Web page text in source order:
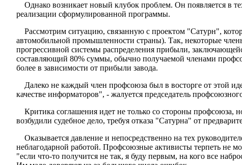
Однако возникает новый клубок проблем. Он появляется в
реализации сформулированной программы.
Рассмотрим ситуацию, связанную с проектом "Сатурн",
автомобильной промышленности страны). Так, некоторые
прогрессивной системы распределения прибыли,
составляющий 80% суммы, обычно получаемой членами
более в зависимости от прибыли завода.
Далеко не каждый член профсоюза был в восторге от этой
качестве информаторов", - жалуется председатель
Критика соглашения идет не только со стороны
возбудили судебное дело, требуя отказа "Сатурна" от
Оказывается давление и непосредственно на тех
неблагодарной работой. Профсоюзные активисты терпеть не
"если что-то получится не так, я буду первым, на кого все